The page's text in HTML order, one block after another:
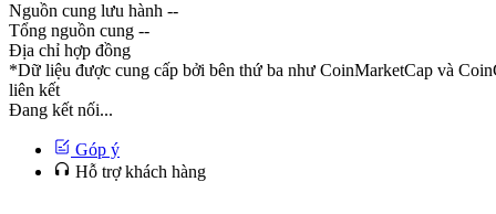
Nguồn cung lưu hành --
Tổng nguồn cung --
Địa chỉ hợp đồng
*Dữ liệu được cung cấp bởi bên thứ ba như CoinMarketCap và
liên kết
Đang kết nối...
Góp ý
Hỗ trợ khách hàng